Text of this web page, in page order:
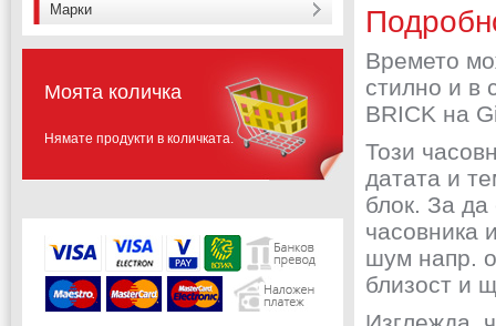
Времето
стилно и в
BRICK на
Този
датата и
блок. За да
часовника
шум напр.
близост и
Марки
Моята количка
Нямате продукти в количката.